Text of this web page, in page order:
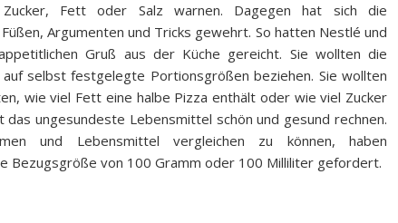
Fett oder Salz warnen. Dagegen hat sich die
Argumenten und Tricks gewehrt. So hatten Nestlé und
Gruß aus der Küche gereicht. Sie wollten die
selbst festgelegte Portionsgrößen beziehen. Sie wollten
wie viel Fett eine halbe Pizza enthält oder wie viel Zucker
das ungesundeste Lebensmittel schön und gesund rechnen.
und Lebensmittel vergleichen zu können, haben
Bezugsgröße von 100 Gramm oder 100 Milliliter gefordert.